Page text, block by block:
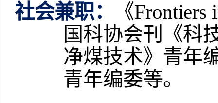
社会兼职： 《Frontiers
国科协会刊《科
净煤技术》青年
青年编委等。